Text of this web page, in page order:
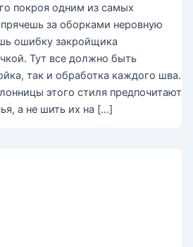
покроя одним из самых
за оборками неровную
ошибку закройщика
Тут все должно быть
так и обработка каждого шва.
этого стиля предпочитают
а не шить их на […]